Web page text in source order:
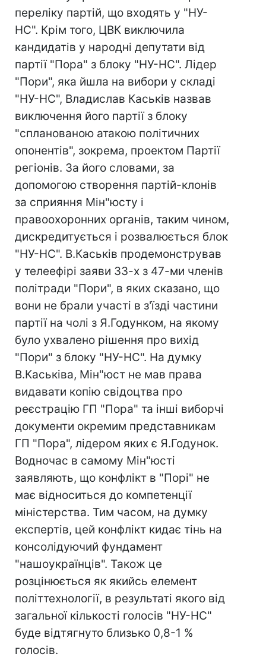
переліку партій, що входять у "НУ-
НС". Крім того, ЦВК виключила
кандидатів у народні депутати від
партії "Пора" з блоку "НУ-НС". Лідер
"Пори", яка йшла на вибори у складі
"НУ-НС", Владислав Каськів назвав
виключення його партії з блоку
"спланованою атакою політичних
опонентів", зокрема, проектом Партії
регіонів. За його словами, за
допомогою створення партій-клонів
за сприяння Мін"юсту і
правоохоронних органів, таким чином,
дискредитується і розвалюється блок
"НУ-НС". В.Каськів продемонстрував
у телеефірі заяви 33-х з 47-ми членів
політради "Пори", в яких сказано, що
вони не брали участі в з'їзді частини
партії на чолі з Я.Годунком, на якому
було ухвалено рішення про вихід
"Пори" з блоку "НУ-НС". На думку
В.Каськіва, Мін"юст не мав права
видавати копію свідоцтва про
реєстрацію ГП "Пора" та інші виборчі
документи окремим представникам
ГП "Пора", лідером яких є Я.Годунок.
Водночас в самому Мін"юсті
заявляють, що конфлікт в "Порі" не
має відноситься до компетенції
міністерства. Тим часом, на думку
експертів, цей конфлікт кидає тінь на
консолідуючий фундамент
"нашоукраїнців". Також це
розцінюється як якийсь елемент
політтехнології, в результаті якого від
загальної кількості голосів "НУ-НС"
буде відтягнуто близько 0,8-1 %
голосів.